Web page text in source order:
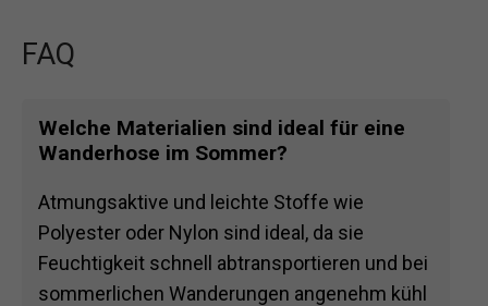
FAQ
Welche Materialien sind ideal für eine
Wanderhose im Sommer?
Atmungsaktive und leichte Stoffe wie
Polyester oder Nylon sind ideal, da sie
Feuchtigkeit schnell abtransportieren und bei
sommerlichen Wanderungen angenehm kühl